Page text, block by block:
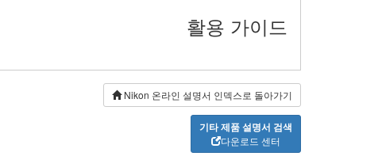
활용 가이드
Nikon 온라인 설명서 인덱스로 돌아가기
기타 제품 설명서 검색
다운로드 센터